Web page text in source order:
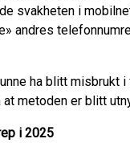
svakheten i
andres
ha blitt misbrukt
metoden er blitt
i 2025